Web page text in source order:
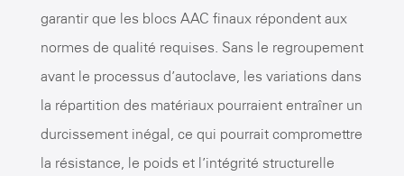
garantir que les blocs AAC finaux répondent aux
normes de qualité requises. Sans le regroupement
avant le processus d’autoclave, les variations dans
la répartition des matériaux pourraient entraîner un
durcissement inégal, ce qui pourrait compromettre
la résistance, le poids et l’intégrité structurelle